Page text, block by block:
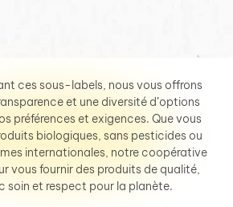
ces sous-labels, nous vous offrons
et une diversité d’options
préférences et exigences. Que vous
biologiques, sans pesticides ou
internationales, notre coopérative
vous fournir des produits de qualité,
soin et respect pour la planète.